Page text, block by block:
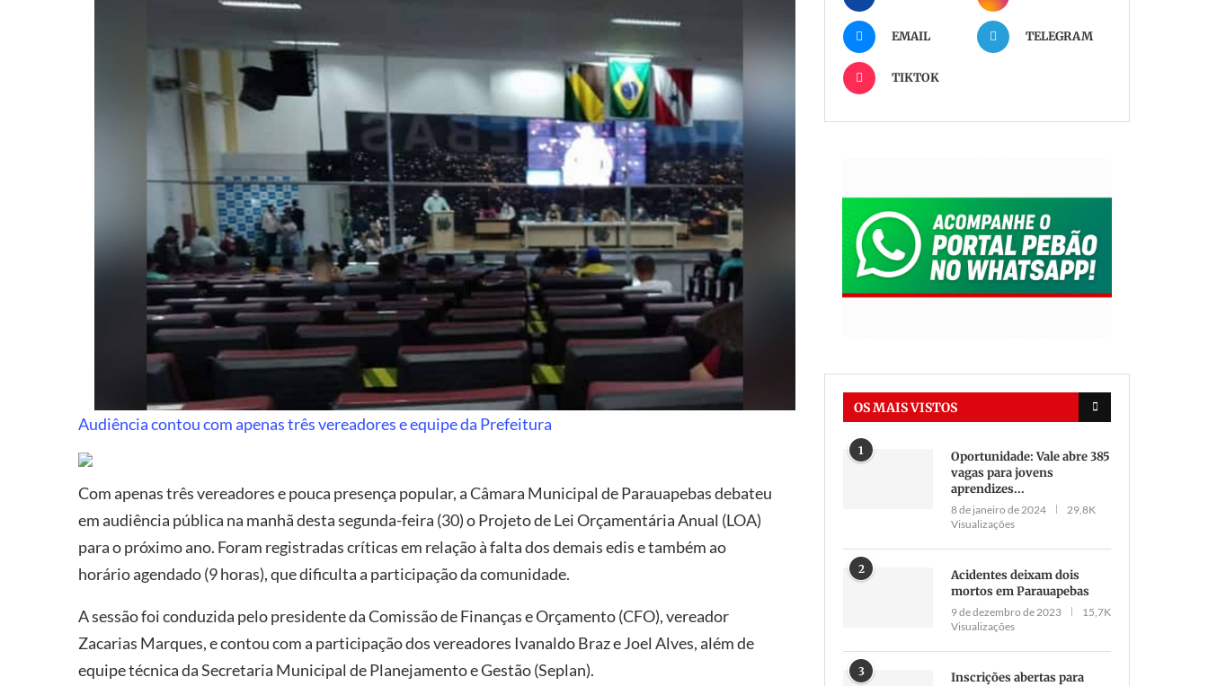
Audiência contou com apenas três vereadores e equipe da Prefeitura
Com apenas três vereadores e pouca presença popular, a Câmara Municipal de Parauapebas debateu
em audiência pública na manhã desta segunda-feira (30) o Projeto de Lei Orçamentária Anual (LOA)
para o próximo ano. Foram registradas críticas em relação à falta dos demais edis e também ao
horário agendado (9 horas), que dificulta a participação da comunidade.
A sessão foi conduzida pelo presidente da Comissão de Finanças e Orçamento (CFO), vereador
Zacarias Marques, e contou com a participação dos vereadores Ivanaldo Braz e Joel Alves, além de
equipe técnica da Secretaria Municipal de Planejamento e Gestão (Seplan).
EMAIL TELEGRAM
TIKTOK
OS MAIS VISTOS
1
Oportunidade: Vale abre 385
vagas para jovens
aprendizes...
8 de janeiro de 2024
29,8K
Visualizações
2
Acidentes deixam dois
mortos em Parauapebas
9 de dezembro de 2023
15,7K
Visualizações
3
Inscrições abertas para